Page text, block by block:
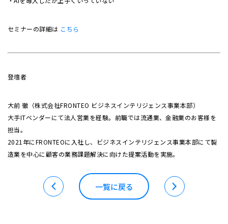
セミナーの詳細は こちら
登壇者
大前 徹（株式会社FRONTEO ビジネスインテリジェンス事業本部）
大手ITベンダーにて法人営業を経験。前職では流通業、金融業のお客様を
担当。
2021年にFRONTEOに入社し、ビジネスインテリジェンス事業本部にて製
造業を中心に顧客の業務課題解決に向けた提案活動を実施。
一覧に戻る